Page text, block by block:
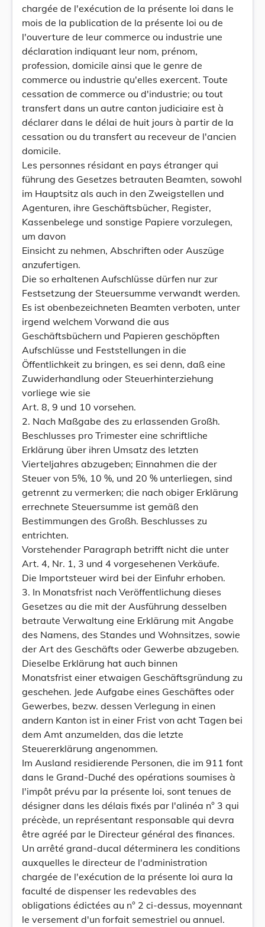
chargée de l'exécution de la présente loi dans le
mois de la publication de la présente loi ou de
l'ouverture de leur commerce ou industrie une
déclaration indiquant leur nom, prénom,
profession, domicile ainsi que le genre de
commerce ou industrie qu'elles exercent. Toute
cessation de commerce ou d'industrie; ou tout
transfert dans un autre canton judiciaire est à
déclarer dans le délai de huit jours à partir de la
cessation ou du transfert au receveur de l'ancien
domicile.
Les personnes résidant en pays étranger qui
führung des Gesetzes betrauten Beamten, sowohl
im Hauptsitz als auch in den Zweigstellen und
Agenturen, ihre Geschäftsbücher, Register,
Kassenbelege und sonstige Papiere vorzulegen,
um davon
Einsicht zu nehmen, Abschriften oder Auszüge
anzufertigen.
Die so erhaltenen Aufschlüsse dürfen nur zur
Festsetzung der Steuersumme verwandt werden.
Es ist obenbezeichneten Beamten verboten, unter
irgend welchem Vorwand die aus
Geschäftsbüchern und Papieren geschöpften
Aufschlüsse und Feststellungen in die
Öffentlichkeit zu bringen, es sei denn, daß eine
Zuwiderhandlung oder Steuerhinterziehung
vorliege wie sie
Art. 8, 9 und 10 vorsehen.
2. Nach Maßgabe des zu erlassenden Großh.
Beschlusses pro Trimester eine schriftliche
Erklärung über ihren Umsatz des letzten
Vierteljahres abzugeben; Einnahmen die der
Steuer von 5%, 10 %, und 20 % unterliegen, sind
getrennt zu vermerken; die nach obiger Erklärung
errechnete Steuersumme ist gemäß den
Bestimmungen des Großh. Beschlusses zu
entrichten.
Vorstehender Paragraph betrifft nicht die unter
Art. 4, Nr. 1, 3 und 4 vorgesehenen Verkäufe.
Die Importsteuer wird bei der Einfuhr erhoben.
3. In Monatsfrist nach Veröffentlichung dieses
Gesetzes au die mit der Ausführung desselben
betraute Verwaltung eine Erklärung mit Angabe
des Namens, des Standes und Wohnsitzes, sowie
der Art des Geschäfts oder Gewerbe abzugeben.
Dieselbe Erklärung hat auch binnen
Monatsfrist einer etwaigen Geschäftsgründung zu
geschehen. Jede Aufgabe eines Geschäftes oder
Gewerbes, bezw. dessen Verlegung in einen
andern Kanton ist in einer Frist von acht Tagen bei
dem Amt anzumelden, das die letzte
Steuererklärung angenommen.
Im Ausland residierende Personen, die im 911 font
dans le Grand-Duché des opérations soumises à
l'impôt prévu par la présente loi, sont tenues de
désigner dans les délais fixés par l'alinéa n° 3 qui
précède, un représentant responsable qui devra
être agréé par le Directeur général des finances.
Un arrêté grand-ducal déterminera les conditions
auxquelles le directeur de l'administration
chargée de l'exécution de la présente loi aura la
faculté de dispenser les redevables des
obligations édictées au n° 2 ci-dessus, moyennant
le versement d'un forfait semestriel ou annuel.